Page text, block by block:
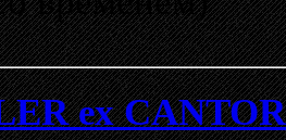
ех CANTOR